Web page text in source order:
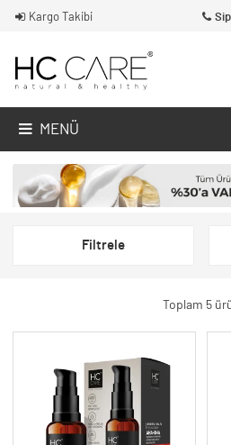
Kargo Takibi
MENÜ
Filtrele
Toplam 5